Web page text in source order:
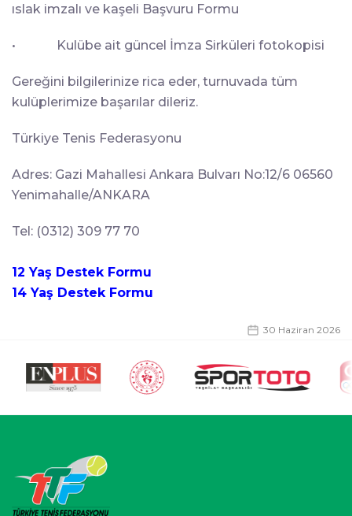
ıslak imzalı ve kaşeli Başvuru Formu
• Kulübe ait güncel İmza Sirküleri fotokopisi
Gereğini bilgilerinize rica eder, turnuvada tüm
kulüplerimize başarılar dileriz.
Türkiye Tenis Federasyonu
Adres: Gazi Mahallesi Ankara Bulvarı No:12/6 06560
Yenimahalle/ANKARA
Tel: (0312) 309 77 70
12 Yaş Destek Formu
14 Yaş Destek Formu
30 Haziran 2026